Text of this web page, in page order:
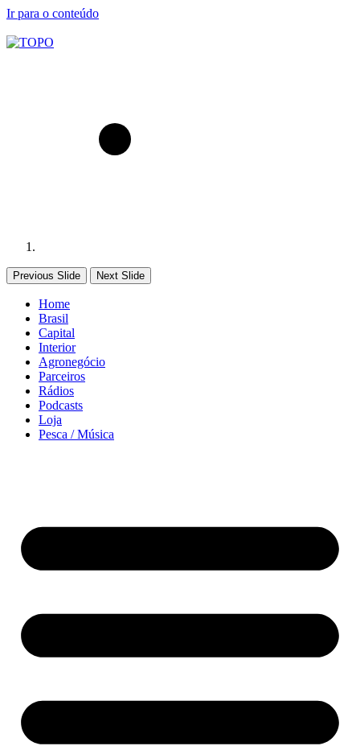
Ir para o conteúdo
Previous Slide Next Slide
Home
Brasil
Capital
Interior
Agronegócio
Parceiros
Rádios
Podcasts
Loja
Pesca / Música